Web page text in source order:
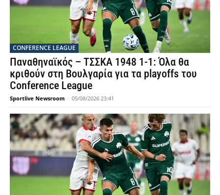
CONFERENCE LEAGUE
Παναθηναϊκός – ΤΣΣΚΑ 1948 1-1: Όλα θα
κριθούν στη Βουλγαρία για τα playoffs του
Conference League
Sportlive Newsroom - 05/08/2026 23:41